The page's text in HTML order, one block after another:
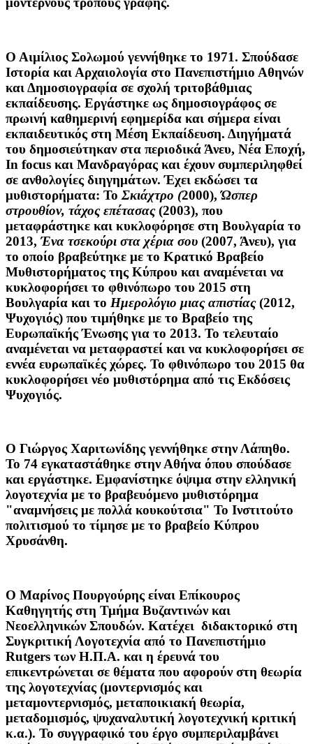
Ο Αιμίλιος Σολωμού γεννήθηκε το 1971. Σπούδασε
Ιστορία και Αρχαιολογία στο Πανεπιστήμιο Αθηνών
και Δημοσιογραφία σε σχολή τριτοβάθμιας
εκπαίδευσης. Εργάστηκε ως δημοσιογράφος σε
πρωινή καθημερινή εφημερίδα και σήμερα είναι
εκπαιδευτικός στη Μέση Εκπαίδευση. Διηγήματά
του δημοσιεύτηκαν στα περιοδικά Άνευ, Νέα Εποχή,
In focus και Μανδραγόρας και έχουν συμπεριληφθεί
σε ανθολογίες διηγημάτων. Έχει εκδώσει τα
μυθιστορήματα: Το Σκιάχτρο (2000),Ώσπερ
στρουθίον, τάχος επέτασας(2003), που
μεταφράστηκε και κυκλοφόρησε στη Βουλγαρία το
2013, Ένα τσεκούρι στα χέρια σου (2007, Άνευ), για
το οποίο βραβεύτηκε με το Κρατικό Βραβείο
Μυθιστορήματος της Κύπρου και αναμένεται να
κυκλοφορήσει το φθινόπωρο του 2015 στη
Βουλγαρία και το Ημερολόγιο μιας απιστίας(2012,
Ψυχογιός) που τιμήθηκε με το Βραβείο της
Ευρωπαϊκής Ένωσης για το 2013. Το τελευταίο
αναμένεται να μεταφραστεί και να κυκλοφορήσει σε
εννέα ευρωπαϊκές χώρες. Το φθινόπωρο του 2015 θα
κυκλοφορήσει νέο μυθιστόρημα από τις Εκδόσεις
Ψυχογιός.
Ο Γιώργος Χαριτωνίδης γεννήθηκε στην Λάπηθο.
Το 74 εγκαταστάθηκε στην Αθήνα όπου σπούδασε
και εργάστηκε. Εμφανίστηκε όψιμα στην ελληνική
λογοτεχνία με το βραβευόμενο μυθιστόρημα
"αναμνήσεις με πολλά κουκούτσια" Το Ινστιτούτο
πολιτισμού το τίμησε με το βραβείο Κύπρου
Χρυσάνθη.
Ο Μαρίνος Πουργούρης είναι Επίκουρος
Καθηγητής στη Τμήμα Βυζαντινών και
Νεοελληνικών Σπουδών. Κατέχει διδακτορικό στη
Συγκριτική Λογοτεχνία από το Πανεπιστήμιο
Rutgers των Η.Π.Α. και η έρευνά του
επικεντρώνεται σε θέματα που αφορούν στη θεωρία
της λογοτεχνίας (μοντερνισμός και
μεταμοντερνισμός, μεταποικιακή θεωρία,
μεταδομισμός, ψυχαναλυτική λογοτεχνική κριτική
κ.α.). Το συγγραφικό του έργο συμπεριλαμβάνει